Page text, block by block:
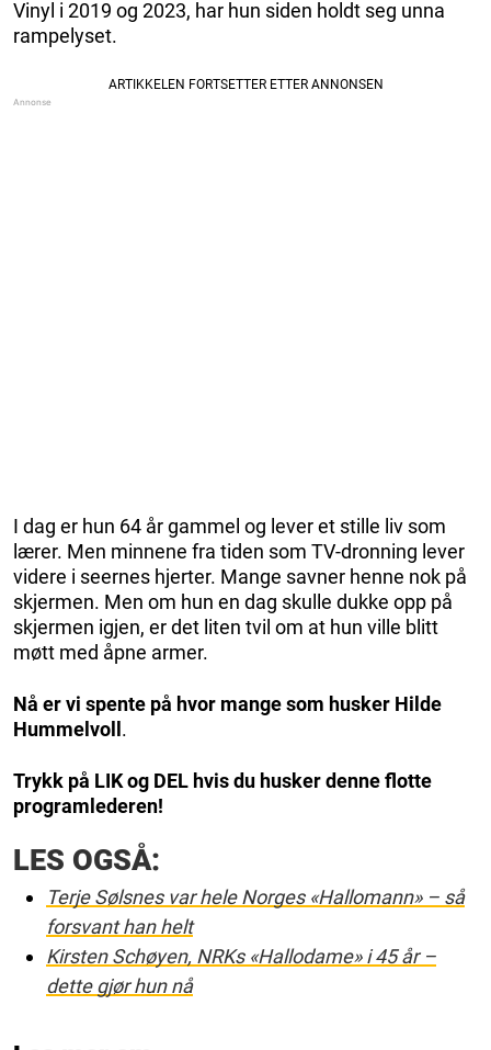
Vinyl i 2019 og 2023, har hun siden holdt seg unna
rampelyset.
I dag er hun 64 år gammel og lever et stille liv som
lærer. Men minnene fra tiden som TV-dronning lever
videre i seernes hjerter. Mange savner henne nok på
skjermen. Men om hun en dag skulle dukke opp på
skjermen igjen, er det liten tvil om at hun ville blitt
møtt med åpne armer.
Nå er vi spente på hvor mange som husker Hilde
Hummelvoll .
Trykk på LIK og DEL hvis du husker denne flotte
programlederen!
LES OGSÅ:
Terje Sølsnes var hele Norges «Hallomann» – så
forsvant han helt
Kirsten Schøyen, NRKs «Hallodame» i 45 år –
dette gjør hun nå